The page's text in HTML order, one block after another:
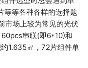
等各种各样的选择题
市场上较为常见的光伏
串联(即6*10)和
1.635㎡，72片组件单